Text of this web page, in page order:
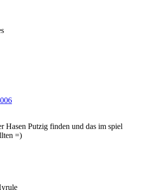
Hasen Putzig finden und das im spiel
=)